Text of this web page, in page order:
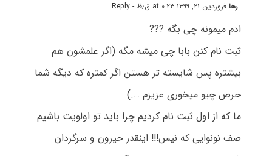
رهافروردین ۲۱, ۱۳۹۹ at ۰:۲۳ ق٫ظ - Reply
ادم میمونه چی بگه ???
ثبت نام کنن بابا چی میشه مگه (اگر علمشون هم
بیشتره پس شایسته تر هستن اگر کمتره که دیگه شما
حرص چیو میخوری عزیزم ….)
ما که از اول ثبت نام کردیم چرا باید تو اولویت باشیم
صف نونوایی که نیس!!! اینقدر حیرون و سرگردان